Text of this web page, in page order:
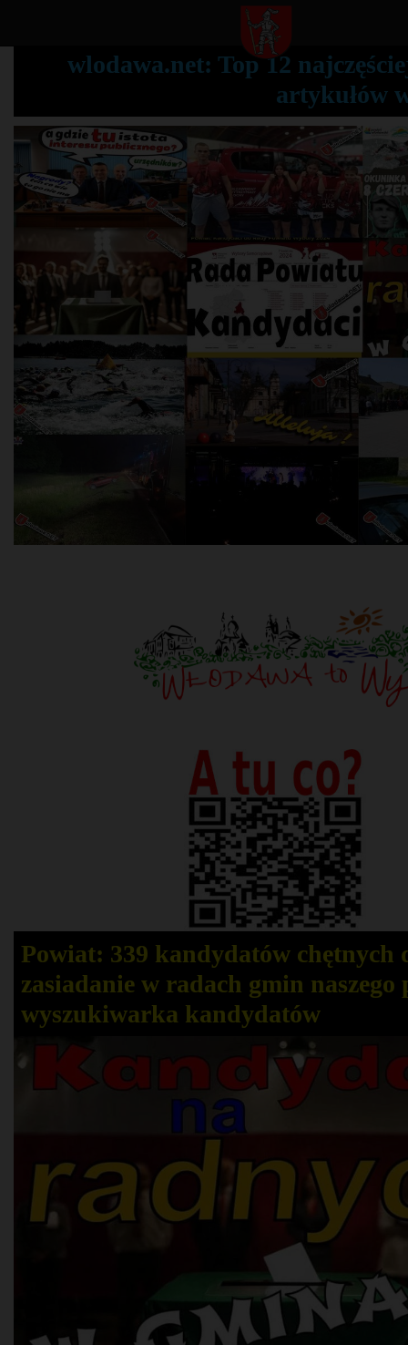
wlodawa.net: Top 12
artykułów
Powiat: 339 kandydatów chętnych
zasiadanie w radach gmin naszego
wyszukiwarka kandydatów